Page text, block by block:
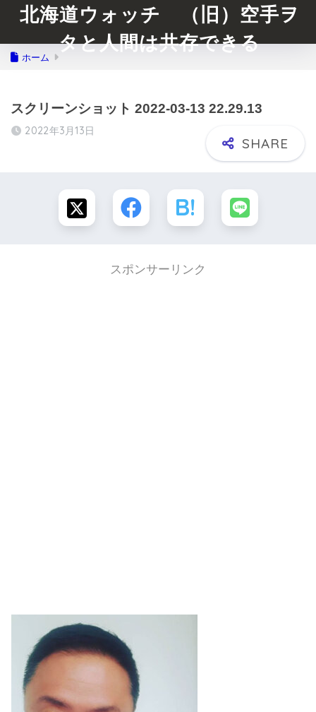
北海道ウォッチ （旧）空手ヲ
タと人間は共存できる
ホーム
スクリーンショット 2022-03-13 22.29.13
2022年3月13日
スポンサーリンク